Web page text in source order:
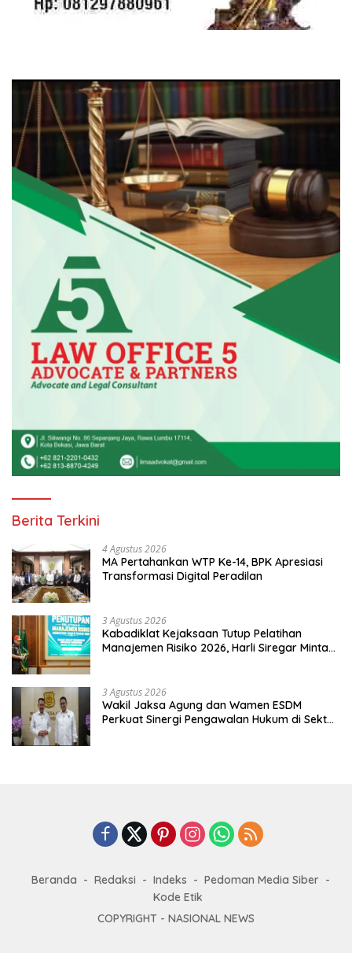
Berita Terkini
4 Agustus 2026
MA Pertahankan WTP Ke-14, BPK Apresiasi
Transformasi Digital Peradilan
3 Agustus 2026
Kabadiklat Kejaksaan Tutup Pelatihan
Manajemen Risiko 2026, Harli Siregar Minta
3 Agustus 2026
Wakil Jaksa Agung dan Wamen ESDM
Perkuat Sinergi Pengawalan Hukum di Sektor
Beranda Redaksi Indeks
Pedoman Media Siber
Kode Etik
COPYRIGHT - NASIONAL NEWS